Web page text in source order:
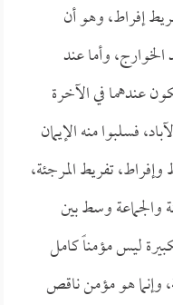
إفراط، وهو أن
وأما عند
عندهما في الآخرة
فسلبوا منه الإيمان
تفريط المرجئة،
والجماعة وسط بين
ليس مؤمناً كامل
وإنما هو مؤمن ناقص